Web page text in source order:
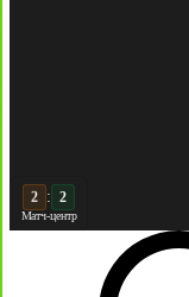
: 2
Матч-центр